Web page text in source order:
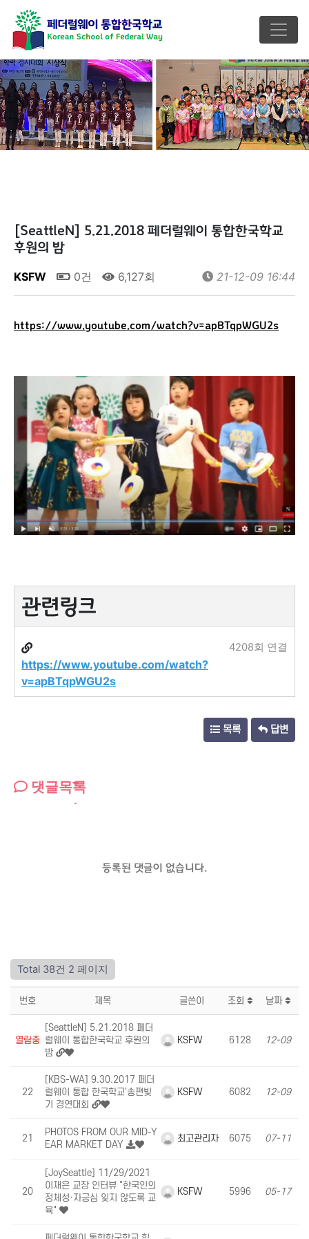
[SeattleN] 5.21.2018 페더럴웨이 통합한국학교
후원의 밤
KSFW 0건 6,127회 21-12-09 16:44
https://www.youtube.com/watch?v=apBTqpWGU2s
관련링크
https://www.youtube.com/watch?
v=apBTqpWGU2s
4208회 연결
목록 답변
댓글목록
등록된 댓글이 없습니다.
Total 38건 2 페이지
번호 제목 글쓴이 조회 날짜
열람중
[SeattleN] 5.21.2018 페더
럴웨이 통합한국학교 후원의
밤
KSFW 6128 12-09
22
[KBS-WA] 9.30.2017 페더
럴웨이 통합 한국학교'송편빚
기 경연대회
KSFW 6082 12-09
21
PHOTOS FROM OUR MID-Y
EAR MARKET DAY
최고관리자 6075 07-11
20
[JoySeattle] 11/29/2021
이재은 교장 인터뷰 "한국인의
정체성·자긍심 잊지 않도록 교
육"
KSFW 5996 05-17